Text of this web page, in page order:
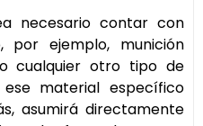
necesario contar con
por ejemplo, munición
cualquier otro tipo de
material específico
asumirá directamente